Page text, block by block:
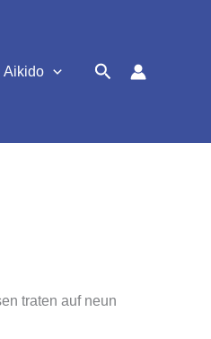
Aikido Suchen
traten auf neun